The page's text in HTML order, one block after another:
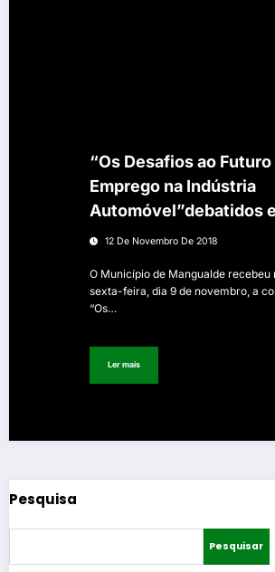
“Os Desafios ao Futuro
Emprego na Indústria
Automóvel”debatidos
Mangualde
12 De Novembro De 2018
O Município de Mangualde recebeu
sexta-feira, dia 9 de novembro, a
“Os…
Ler mais
Pesquisa
Pesquisar